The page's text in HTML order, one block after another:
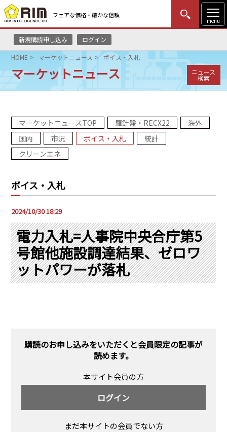
フェアな価格・確かな信頼
menu
新規購読申し込み ログイン
MENU
はじめての方
HOME
リムレポート
メソドロジー
コンサルティング
PRA原則
Q & A
会社概要
お問い合わせ
English Website
瑞姆亜太能源諮問(北京)
Rim Energy Media(韓国語)
HOME マーケットニュース ボイス・入札
マーケットニュース ニュース
検索
マーケットニュースTOP 羅針盤・RECX22
海外
国内
市況 ボイス・入札
統計
クリーンエネ
ボイス・入札
2024/10/30 18:29
電力入札=人事院中央合庁第5
号館他施設調達結果、ゼロワ
ットパワーが落札
購読のお申し込みをいただくと会員限定の記事が
読めます。
本サイト会員の方
ログイン
まだ本サイトの会員でない方